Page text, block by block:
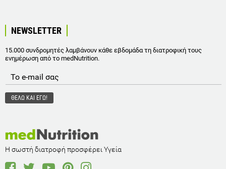
NEWSLETTER
15.000 συνδρομητές λαμβάνουν κάθε εβδομάδα τη διατροφική τους
ενημέρωση από το medNutrition.
Η σωστή διατροφή προσφέρει Υγεία